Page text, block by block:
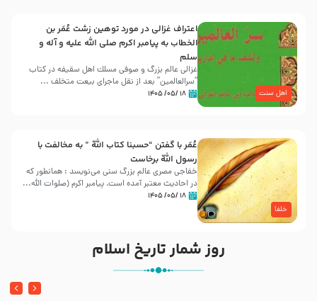
اهل سنت
اعتراف غزالی در مورد توهین زشت عُمَر بن
الخطاب به پیامبر اکرم صلی الله علیه و آله و
سلم
غزالی عالم بزرگ و صوفی مسلك اهل سقيفه در کتاب
“سرالعالمین” بعد از نقل ماجرای بیعت متخلف ...
۱۸ /۰۵/ ۱۴۰۵
خلفا
عُمَر با گفتن “حسبنا كتاب اللّه ” به مخالفت با
رسول اللّه برخاست
خفاجی مصری عالم بزرگ سنی می‌نویسد : همانطور که
در احادیث معتبر آمده است، پیامبر اکرم (صلوات اللّه...
۱۸ /۰۵/ ۱۴۰۵
روز شمار تاریخ اسلام